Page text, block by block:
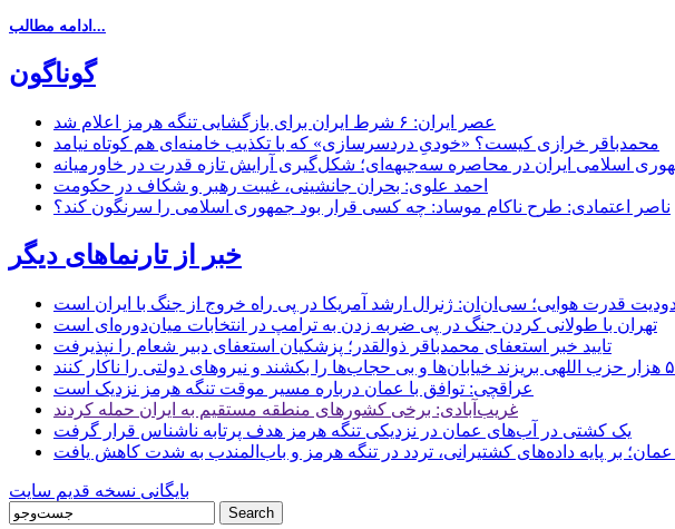
ادامه مطالب...
گوناگون
عصر ایران: ۶ شرط ایران برای بازگشایی تنگه هرمز اعلام شد
محمدباقر خرازی کیست؟ «خودیِ دردسرسازی» که با تکذیب خامنه‌ای هم کوتاه نیامد
اسلامی ایران در محاصره سه‌جبهه‌ای؛ شکل‌گیری آرایش تازه قدرت در خاورمیانه
احمد علوی: بحران جانشینی، غیبت رهبر و شکاف در حکومت
ناصر اعتمادی: طرح ناکام موساد: چه کسی قرار بود جمهوری اسلامی را سرنگون کند؟
خبر از تارنماهای دیگر
قدرت هوایی؛ سی‌ان‌ان: ژنرال ارشد آمریکا در پی راه خروج از جنگ با ایران است
تهران با طولانی کردن جنگ در پی ضربه زدن به ترامپ در انتخابات میان‌دوره‌ای است
تایید خبر استعفای محمدباقر ذوالقدر؛ پزشکیان استعفای دبیر شعام را نپذیرفت
عراقچی: توافق با عمان درباره مسیر موقت تنگه هرمز نزدیک است
غریب‌آبادی: برخی کشورهای منطقه مستقیم به ایران حمله کردند
یک کشتی در آب‌های عمان در نزدیکی تنگه هرمز هدف پرتابه ناشناس قرار گرفت
عمان؛ بر پایه داده‌های کشتیرانی، تردد در تنگه هرمز و باب‌المندب به شدت کاهش یافت
بایگانی نسخه قدیم سایت